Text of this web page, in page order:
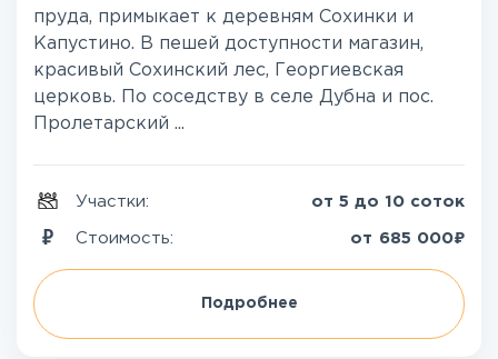
пруда, примыкает к деревням Сохинки и
Капустино. В пешей доступности магазин,
красивый Сохинский лес, Георгиевская
церковь. По соседству в селе Дубна и пос.
Пролетарский ...
Участки: от 5 до 10 соток
Стоимость: от 685 000₽
Подробнее